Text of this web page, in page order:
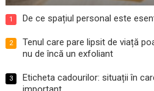
1 De ce spațiul personal este
2
Tenul care pare lipsit de viață
nu de încă un exfoliant
3
Eticheta cadourilor: situații în